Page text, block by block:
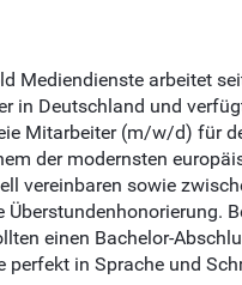
Mediendienste arbeitet
in Deutschland und
Mitarbeiter (m/w/d) für
der modernsten
vereinbaren sowie
Überstundenhonorierung.
einen Bachelor-
perfekt in Sprache und